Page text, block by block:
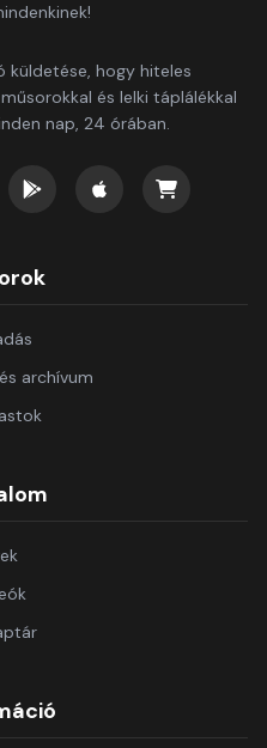
küldetése, hogy hiteles
és lelki táplálékkal
nap, 24 órában.
archívum